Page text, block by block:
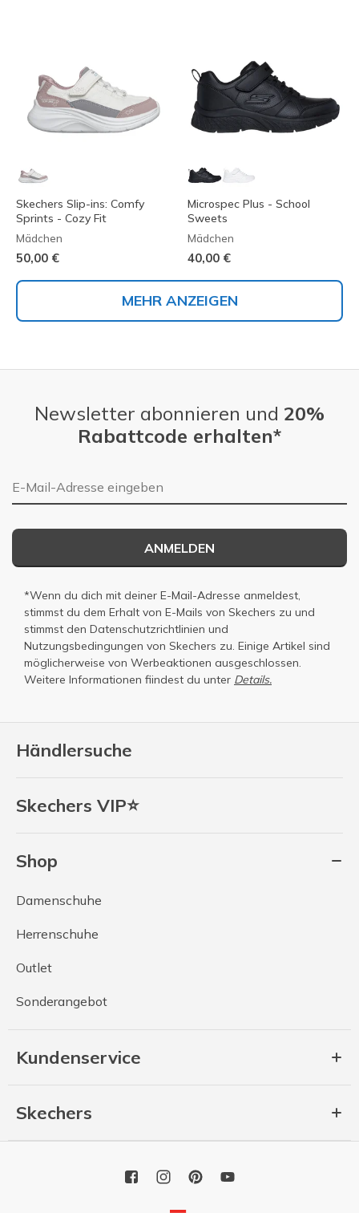
Skechers Slip-ins: Comfy
Sprints - Cozy Fit
Mädchen
50,00 €
Microspec Plus - School
Sweets
Mädchen
40,00 €
MEHR ANZEIGEN
Händlersuche
Skechers VIP⭐
Shop
Damenschuhe
Herrenschuhe
Outlet
Sonderangebot
Kundenservice
Skechers
Newsletter abonnieren und 20%
Rabattcode erhalten*
E-Mail-Adresse
ANMELDEN
*Wenn du dich mit deiner E-Mail-Adresse anmeldest,
stimmst du dem Erhalt von E-Mails von Skechers zu und
stimmst den Datenschutzrichtlinien und
Nutzungsbedingungen von Skechers zu. Einige Artikel sind
möglicherweise von Werbeaktionen ausgeschlossen.
Weitere Informationen fiindest du unter Details.